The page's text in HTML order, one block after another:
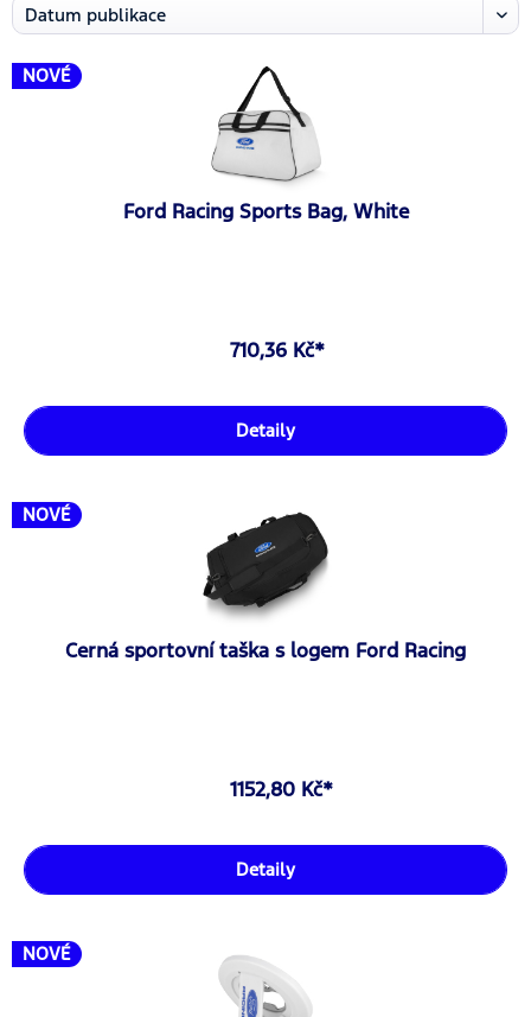
NOVÉ
Ford Racing Sports Bag, White
710,36 Kč*
Detaily
NOVÉ
Cerná sportovní taška s logem Ford Racing
1152,80 Kč*
Detaily
NOVÉ